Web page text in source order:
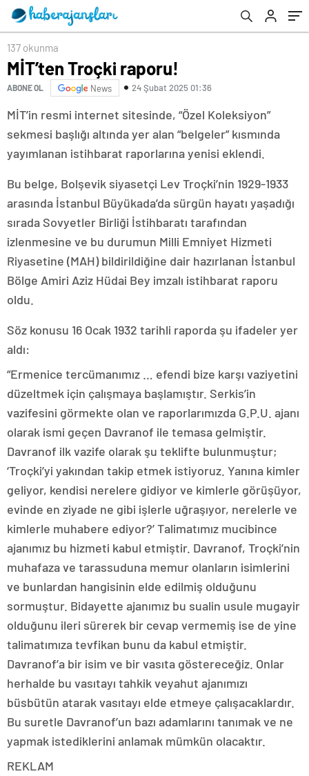
137 okunma
MİT’ten Troçki raporu!
ABONE OL News 24 Şubat 2025 01:36
MİT’in resmi internet sitesinde, “Özel Koleksiyon”
sekmesi başlığı altında yer alan “belgeler” kısmında
yayımlanan istihbarat raporlarına yenisi eklendi.
Bu belge, Bolşevik siyasetçi Lev Troçki’nin 1929-1933
arasında İstanbul Büyükada’da sürgün hayatı yaşadığı
sırada Sovyetler Birliği İstihbaratı tarafından
izlenmesine ve bu durumun Milli Emniyet Hizmeti
Riyasetine (MAH) bildirildiğine dair hazırlanan İstanbul
Bölge Amiri Aziz Hüdai Bey imzalı istihbarat raporu
oldu.
Söz konusu 16 Ocak 1932 tarihli raporda şu ifadeler yer
aldı:
“Ermenice tercümanımız … efendi bize karşı vaziyetini
düzeltmek için çalışmaya başlamıştır. Serkis’in
vazifesini görmekte olan ve raporlarımızda G.P.U. ajanı
olarak ismi geçen Davranof ile temasa gelmiştir.
Davranof ilk vazife olarak şu teklifte bulunmuştur;
‘Troçki’yi yakından takip etmek istiyoruz. Yanına kimler
geliyor, kendisi nerelere gidiyor ve kimlerle görüşüyor,
evinde en ziyade ne gibi işlerle uğraşıyor, nerelerle ve
kimlerle muhabere ediyor?’ Talimatımız mucibince
ajanımız bu hizmeti kabul etmiştir. Davranof, Troçki’nin
muhafaza ve tarassuduna memur olanların isimlerini
ve bunlardan hangisinin elde edilmiş olduğunu
sormuştur. Bidayette ajanımız bu sualin usule mugayir
olduğunu ileri sürerek bir cevap vermemiş ise de yine
talimatımıza tevfikan bunu da kabul etmiştir.
Davranof’a bir isim ve bir vasıta göstereceğiz. Onlar
herhalde bu vasıtayı tahkik veyahut ajanımızı
büsbütün atarak vasıtayı elde etmeye çalışacaklardır.
Bu suretle Davranof’un bazı adamlarını tanımak ve ne
yapmak istediklerini anlamak mümkün olacaktır.
REKLAM